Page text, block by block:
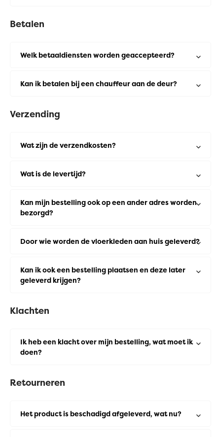
Betalen
Welk betaaldiensten worden geaccepteerd?
Kan ik betalen bij een chauffeur aan de deur?
Verzending
Wat zijn de verzendkosten?
Wat is de levertijd?
Kan mijn bestelling ook op een ander adres worden
bezorgd?
Door wie worden de vloerkleden aan huis geleverd?
Kan ik ook een bestelling plaatsen en deze later
geleverd krijgen?
Klachten
Ik heb een klacht over mijn bestelling, wat moet ik
doen?
Retourneren
Het product is beschadigd afgeleverd, wat nu?